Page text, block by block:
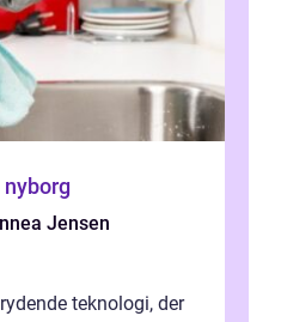
nyborg
Jensen
teknologi, der